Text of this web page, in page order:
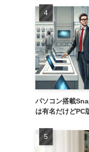
パソコン搭載
は有名だけどPC